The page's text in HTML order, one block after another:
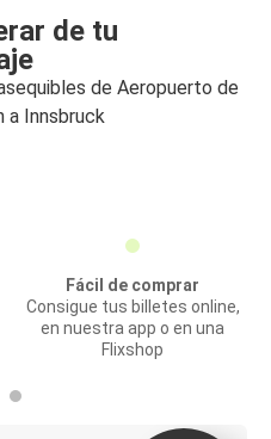
de tu
de Aeropuerto de
a Innsbruck
Fácil de comprar
Consigue tus billetes online,
en nuestra app o en una
Flixshop